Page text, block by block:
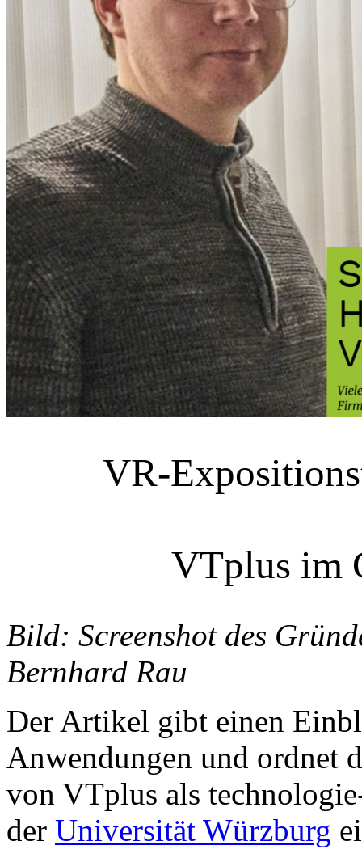
VR-
VTplus im
Bild: Screenshot des
Bernhard Rau
Der Artikel gibt einen
Anwendungen und ordnet
von VTplus als
der Universität Würzburg